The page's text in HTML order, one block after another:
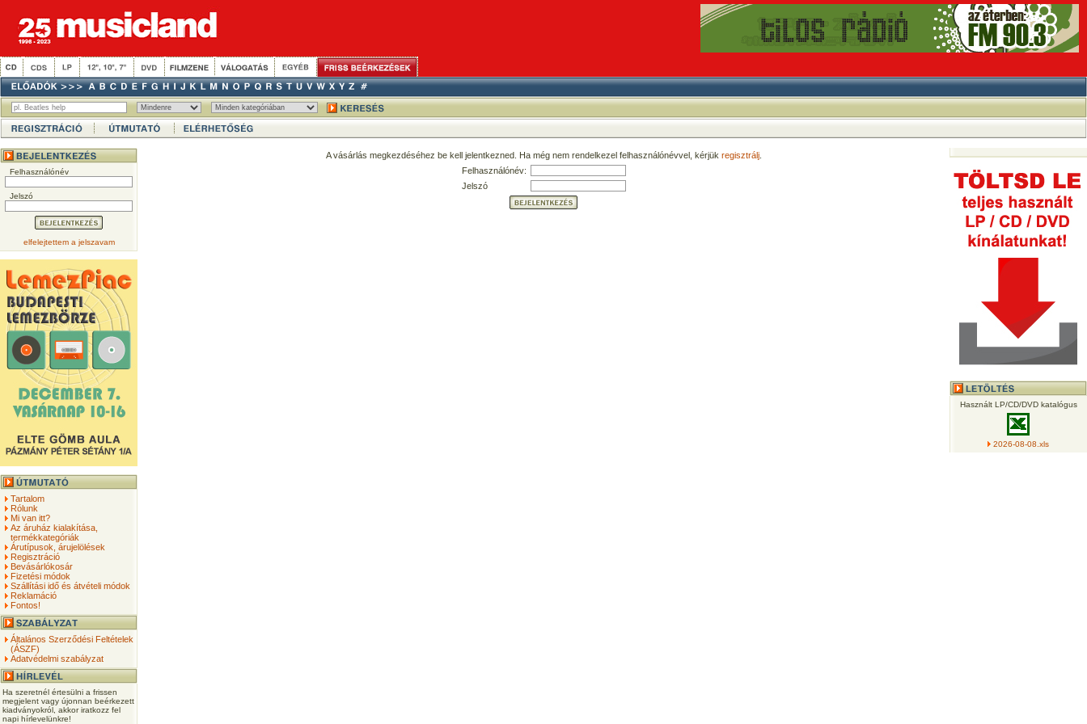
Felhasználónév
Jelszó
elfelejtettem a jelszavam
Tartalom
Rólunk
Mi van itt?
Az áruház kialakítása,
termékkategóriák
Árutípusok, árujelölések
Regisztráció
Bevásárlókosár
Fizetési módok
Szállítási idő és átvételi módok
Reklamáció
Fontos!
Általános Szerződési Feltételek
(ÁSZF)
Adatvédelmi szabályzat
Ha szeretnél értesülni a frissen
megjelent vagy újonnan beérkezett
kiadványokról, akkor iratkozz fel
napi hírlevelünkre!
A vásárlás megkezdéséhez be kell jelentkezned. Ha még nem rendelkezel felhasználónévvel, kérjük regisztrálj.
Felhasználónév:
Jelszó
Használt LP/CD/DVD katalógus
2026-08-08.xls